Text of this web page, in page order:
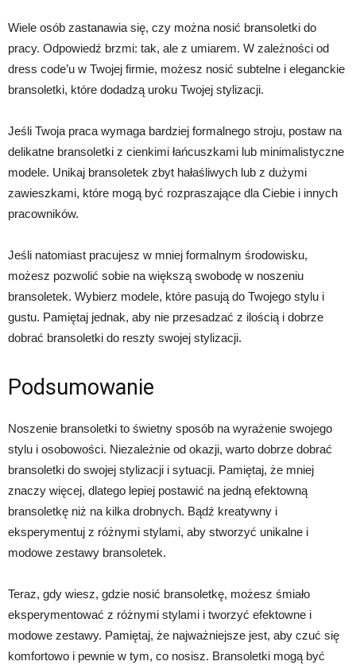
Wiele osób zastanawia się, czy można nosić bransoletki do
pracy. Odpowiedź brzmi: tak, ale z umiarem. W zależności od
dress code’u w Twojej firmie, możesz nosić subtelne i eleganckie
bransoletki, które dodadzą uroku Twojej stylizacji.
Jeśli Twoja praca wymaga bardziej formalnego stroju, postaw na
delikatne bransoletki z cienkimi łańcuszkami lub minimalistyczne
modele. Unikaj bransoletek zbyt hałaśliwych lub z dużymi
zawieszkami, które mogą być rozpraszające dla Ciebie i innych
pracowników.
Jeśli natomiast pracujesz w mniej formalnym środowisku,
możesz pozwolić sobie na większą swobodę w noszeniu
bransoletek. Wybierz modele, które pasują do Twojego stylu i
gustu. Pamiętaj jednak, aby nie przesadzać z ilością i dobrze
dobrać bransoletki do reszty swojej stylizacji.
Podsumowanie
Noszenie bransoletki to świetny sposób na wyrażenie swojego
stylu i osobowości. Niezależnie od okazji, warto dobrze dobrać
bransoletki do swojej stylizacji i sytuacji. Pamiętaj, że mniej
znaczy więcej, dlatego lepiej postawić na jedną efektowną
bransoletkę niż na kilka drobnych. Bądź kreatywny i
eksperymentuj z różnymi stylami, aby stworzyć unikalne i
modowe zestawy bransoletek.
Teraz, gdy wiesz, gdzie nosić bransoletkę, możesz śmiało
eksperymentować z różnymi stylami i tworzyć efektowne i
modowe zestawy. Pamiętaj, że najważniejsze jest, aby czuć się
komfortowo i pewnie w tym, co nosisz. Bransoletki mogą być